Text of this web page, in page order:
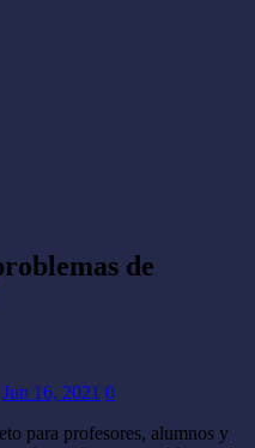
de
Jun 16, 2021 0
para profesores, alumnos y